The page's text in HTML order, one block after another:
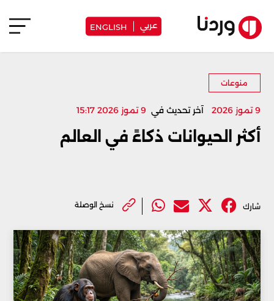
عربي ENGLISH
منوعات
9 تموز 2026 آخر تحديث في 9 تموز 2026 15:17
أكثر الحيوانات ذكاءً في العالم
شارك نسخ الوصلة